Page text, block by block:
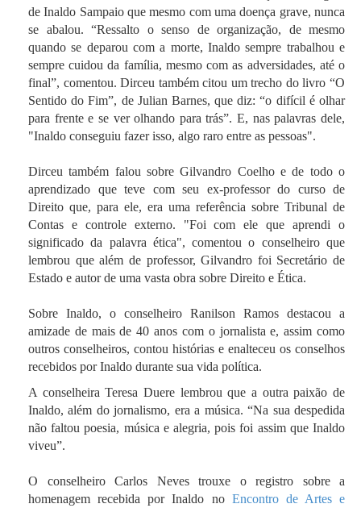
de Inaldo Sampaio que mesmo com uma doença grave, nunca
se abalou. “Ressalto o senso de organização, de mesmo
quando se deparou com a morte, Inaldo sempre trabalhou e
sempre cuidou da família, mesmo com as adversidades, até o
final”, comentou. Dirceu também citou um trecho do livro “O
Sentido do Fim”, de Julian Barnes, que diz: “o difícil é olhar
para frente e se ver olhando para trás”. E, nas palavras dele,
"Inaldo conseguiu fazer isso, algo raro entre as pessoas".
Dirceu também falou sobre Gilvandro Coelho e de todo o
aprendizado que teve com seu ex-professor do curso de
Direito que, para ele, era uma referência sobre Tribunal de
Contas e controle externo. "Foi com ele que aprendi o
significado da palavra ética", comentou o conselheiro que
lembrou que além de professor, Gilvandro foi Secretário de
Estado e autor de uma vasta obra sobre Direito e Ética.
Sobre Inaldo, o conselheiro Ranilson Ramos destacou a
amizade de mais de 40 anos com o jornalista e, assim como
outros conselheiros, contou histórias e enalteceu os conselhos
recebidos por Inaldo durante sua vida política.
A conselheira Teresa Duere lembrou que a outra paixão de
Inaldo, além do jornalismo, era a música. “Na sua despedida
não faltou poesia, música e alegria, pois foi assim que Inaldo
viveu”.
O conselheiro Carlos Neves trouxe o registro sobre a
homenagem recebida por Inaldo noEncontro de Artes e